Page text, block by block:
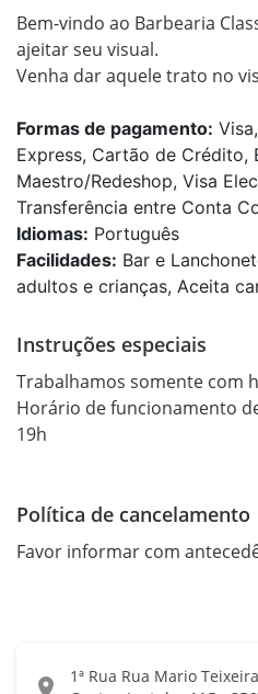
Bem-vindo ao Barbearia
ajeitar seu visual.
Venha dar aquele trato no
Formas de pagamento:
Express, Cartão de Crédito,
Maestro/Redeshop, Visa
Transferência entre Conta
Idiomas: Português
Facilidades: Bar e
adultos e crianças, Aceita
Instruções especiais
Trabalhamos somente com
Horário de funcionamento
19h
Política de cancelamento
Favor informar com
location_on
1ª Rua Rua Mario